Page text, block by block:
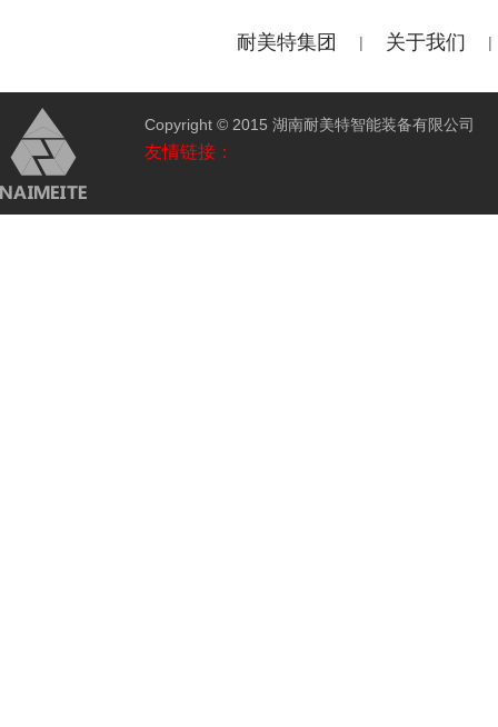
耐美特集团 | 关于我们 |
Copyright © 2015 湖南耐美特智能装备有限公
友情链接：